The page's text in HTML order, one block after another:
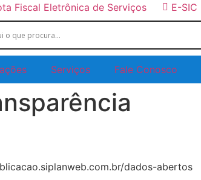
Fiscal Eletrônica de Serviços E-SIC
Serviços Fale Conosco
dados-abertos